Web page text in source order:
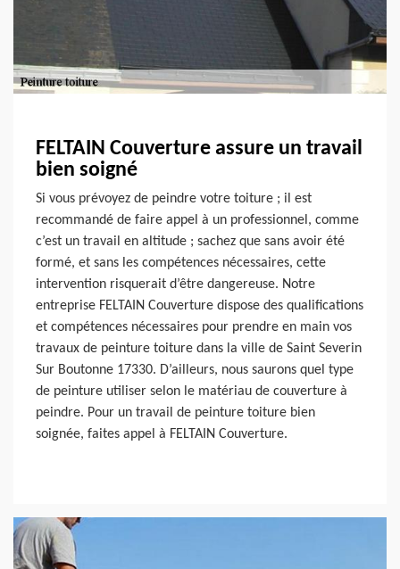
FELTAIN Couverture assure un travail
bien soigné
Si vous prévoyez de peindre votre toiture ; il est
recommandé de faire appel à un professionnel, comme
c’est un travail en altitude ; sachez que sans avoir été
formé, et sans les compétences nécessaires, cette
intervention risquerait d’être dangereuse. Notre
entreprise FELTAIN Couverture dispose des qualifications
et compétences nécessaires pour prendre en main vos
travaux de peinture toiture dans la ville de Saint Severin
Sur Boutonne 17330. D’ailleurs, nous saurons quel type
de peinture utiliser selon le matériau de couverture à
peindre. Pour un travail de peinture toiture bien
soignée, faites appel à FELTAIN Couverture.